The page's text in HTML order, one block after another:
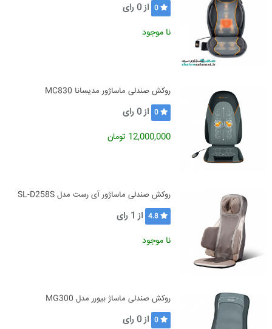
0 از0 رای
نا موجود
روکش صندلی ماساژور مدیسانا MC830
0 از0 رای
12,000,000 تومان
روکش صندلی ماساژور آی رست مدل SL-D258S
4.8 از 1 رای
نا موجود
روکش صندلی ماساژ بیورر مدل MG300
0 از0 رای